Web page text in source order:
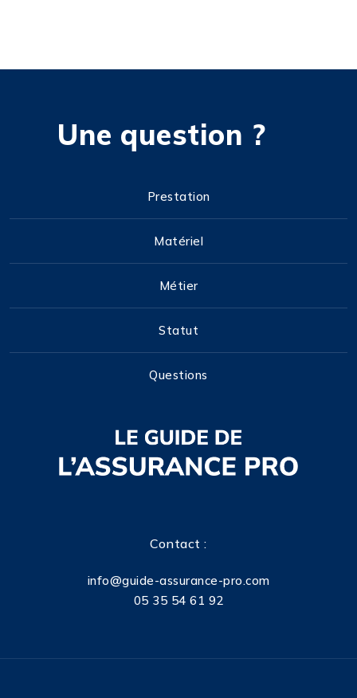
Une question ?
Prestation
Matériel
Métier
Statut
Questions
Contact :
info@guide-assurance-pro.com
05 35 54 61 92